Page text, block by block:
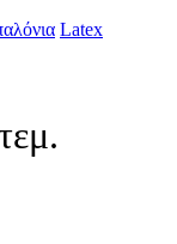
Latex